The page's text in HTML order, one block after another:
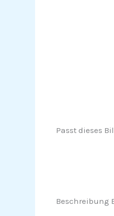
Passt dieses
Beschreibung